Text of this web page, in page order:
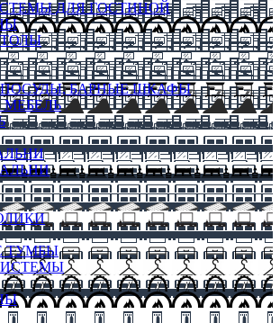
ДЛЯ ГОСТИНОЙ
БАРНЫЕ ШКАФЫ
МЕБЕЛЬ
ТУМБЫ